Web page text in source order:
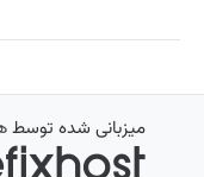
میزبانی شده توسط